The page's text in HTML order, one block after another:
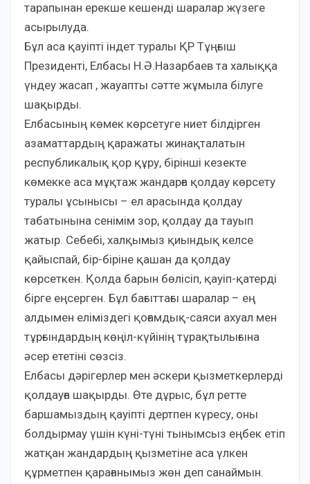
тарапынан ерекше кешенді шаралар жүзеге
асырылуда.
Бұл аса қауіпті індет туралы ҚР Тұңғыш
Президенті, Елбасы Н.Ә.Назарбаев та халыққа
үндеу жасап , жауапты сәтте жұмыла білуге
шақырды.
Елбасының көмек көрсетуге ниет білдірген
азаматтардың қаражаты жинақталатын
республикалық қор құру, бірінші кезекте
көмекке аса мұқтаж жандарға қолдау көрсету
туралы ұсынысы – ел арасында қолдау
табатынына сенімім зор, қолдау да тауып
жатыр. Себебі, халқымыз қиындық келсе
қайыспай, бір-біріне қашан да қолдау
көрсеткен. Қолда барын бөлісіп, қауіп-қатерді
бірге еңсерген. Бұл бағыттағы шаралар – ең
алдымен еліміздегі қоғамдық-саяси ахуал мен
тұрғындардың көңіл-күйінің тұрақтылығына
әсер ететіні сөзсіз.
Елбасы дәрігерлер мен әскери қызметкерлерді
қолдауға шақырды. Өте дұрыс, бұл ретте
баршамыздың қауіпті дертпен күресу, оны
болдырмау үшін күні-түні тынымсыз еңбек етіп
жатқан жандардың қызметіне аса үлкен
құрметпен қарағанымыз жөн деп санаймын.